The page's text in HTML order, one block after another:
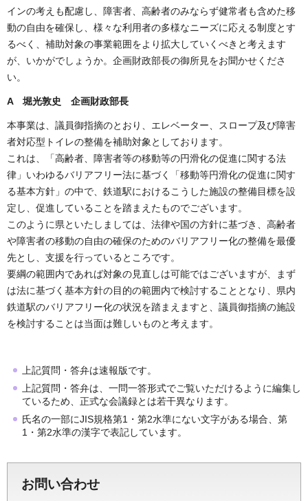
インの考えも配慮し、障害者、高齢者のみならず健常者も含めた移
動の自由を確保し、様々な利用者の多様なニーズに応える制度とす
るべく、補助対象の事業範囲をより拡大していくべきと考えます
が、いかがでしょうか。企画財政部長の御所見をお聞かせくださ
い。
A 堀光敦史 企画財政部長
本事業は、議員御指摘のとおり、エレベーター、スロープ及び障害
者対応型トイレの整備を補助対象としております。
これは、「高齢者、障害者等の移動等の円滑化の促進に関する法
律」いわゆるバリアフリー法に基づく「移動等円滑化の促進に関す
る基本方針」の中で、鉄道駅におけるこうした施設の整備目標を設
定し、促進していることを踏まえたものでございます。
このように県といたしましては、法律や国の方針に基づき、高齢者
や障害者の移動の自由の確保のためのバリアフリー化の整備を最優
先とし、支援を行っているところです。
要綱の範囲内であれば対象の見直しは可能ではございますが、まず
は法に基づく基本方針の目的の範囲内で検討することとなり、県内
鉄道駅のバリアフリー化の状況を踏まえますと、議員御指摘の施設
を検討することは当面は難しいものと考えます。
上記質問・答弁は速報版です。
上記質問・答弁は、一問一答形式でご覧いただけるように編集し
ているため、正式な会議録とは若干異なります。
氏名の一部にJIS規格第1・第2水準にない文字がある場合、第
1・第2水準の漢字で表記しています。
お問い合わせ